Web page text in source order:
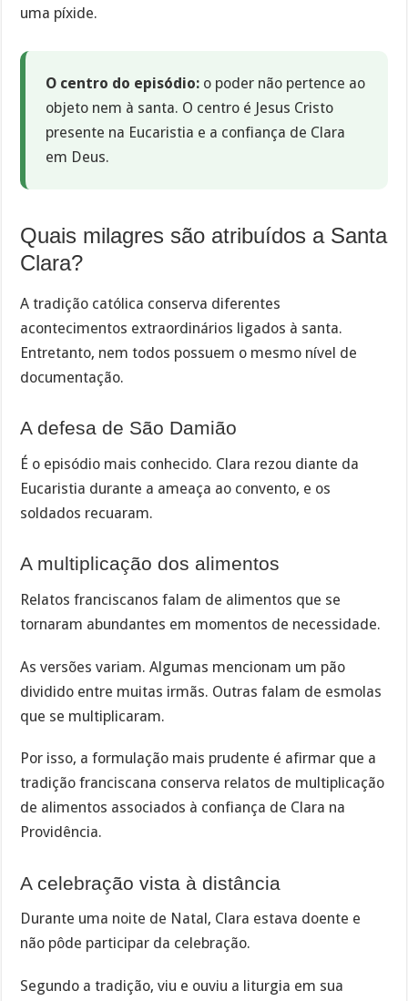
uma píxide.
O centro do episódio: o poder não pertence ao
objeto nem à santa. O centro é Jesus Cristo
presente na Eucaristia e a confiança de Clara
em Deus.
Quais milagres são atribuídos a Santa
Clara?
A tradição católica conserva diferentes
acontecimentos extraordinários ligados à santa.
Entretanto, nem todos possuem o mesmo nível de
documentação.
A defesa de São Damião
É o episódio mais conhecido. Clara rezou diante da
Eucaristia durante a ameaça ao convento, e os
soldados recuaram.
A multiplicação dos alimentos
Relatos franciscanos falam de alimentos que se
tornaram abundantes em momentos de necessidade.
As versões variam. Algumas mencionam um pão
dividido entre muitas irmãs. Outras falam de esmolas
que se multiplicaram.
Por isso, a formulação mais prudente é afirmar que a
tradição franciscana conserva relatos de multiplicação
de alimentos associados à confiança de Clara na
Providência.
A celebração vista à distância
Durante uma noite de Natal, Clara estava doente e
não pôde participar da celebração.
Segundo a tradição, viu e ouviu a liturgia em sua